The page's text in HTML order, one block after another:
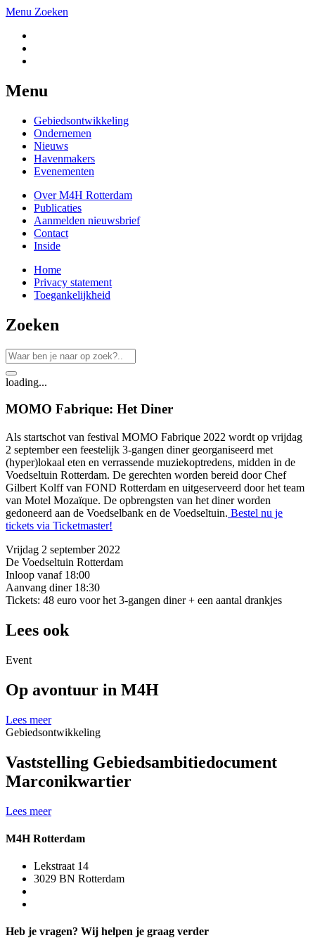
Menu Zoeken
Menu
Gebiedsontwikkeling
Ondernemen
Nieuws
Havenmakers
Evenementen
Over M4H Rotterdam
Publicaties
Aanmelden nieuwsbrief
Contact
Inside
Home
Privacy statement
Toegankelijkheid
Zoeken
loading...
MOMO Fabrique: Het Diner
Als startschot van festival MOMO Fabrique 2022 wordt op vrijdag
2 september een feestelijk 3-gangen diner georganiseerd met
(hyper)lokaal eten en verrassende muziekoptredens, midden in de
Voedseltuin Rotterdam. De gerechten worden bereid door Chef
Gilbert Kolff van FOND Rotterdam en uitgeserveerd door het team
van Motel Mozaïque. De opbrengsten van het diner worden
gedoneerd aan de Voedselbank en de Voedseltuin. Bestel nu je
tickets via Ticketmaster!
Vrijdag 2 september 2022
De Voedseltuin Rotterdam
Inloop vanaf 18:00
Aanvang diner 18:30
Tickets: 48 euro voor het 3-gangen diner + een aantal drankjes
Lees ook
Event
Op avontuur in M4H
Lees meer
Gebiedsontwikkeling
Vaststelling Gebiedsambitiedocument
Marconikwartier
Lees meer
M4H Rotterdam
Lekstraat 14
3029 BN Rotterdam
Heb je vragen? Wij helpen je graag verder